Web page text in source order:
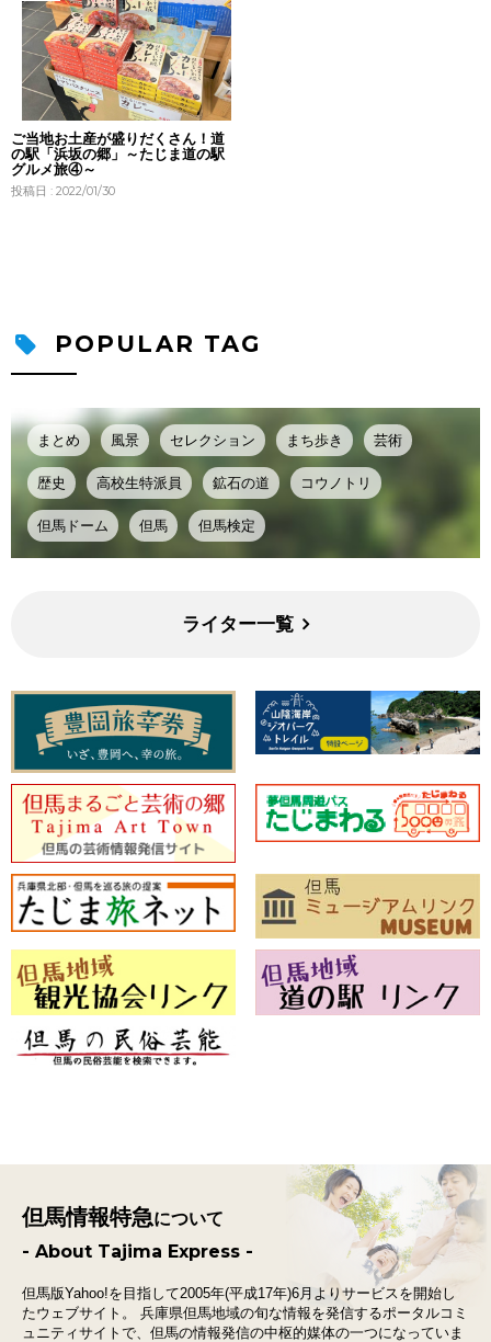
ご当地お土産が盛りだくさん！道
の駅「浜坂の郷」～たじま道の駅
グルメ旅④～
投稿日 : 2022/01/30
POPULAR TAG
まとめ 風景 セレクション まち歩き 芸術
歴史 高校生特派員 鉱石の道 コウノトリ
但馬ドーム 但馬 但馬検定
ライター一覧
但馬情報特急について
- About Tajima Express -
但馬版Yahoo!を目指して2005年(平成17年)6月よりサービスを開始し
たウェブサイト。
兵庫県但馬地域の旬な情報を発信するポータルコミ
ュニティサイトで、 但馬の情報発信の中枢的媒体の一つになっていま